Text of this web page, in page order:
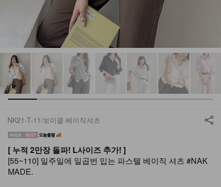
NK21-T-11/보이클 베이직셔츠
[ 누적 2만장 돌파! L사이즈 추가! ]
[55~110] 일주일에 일곱번 입는 파스텔 베이직 셔츠 #NAK
MADE.